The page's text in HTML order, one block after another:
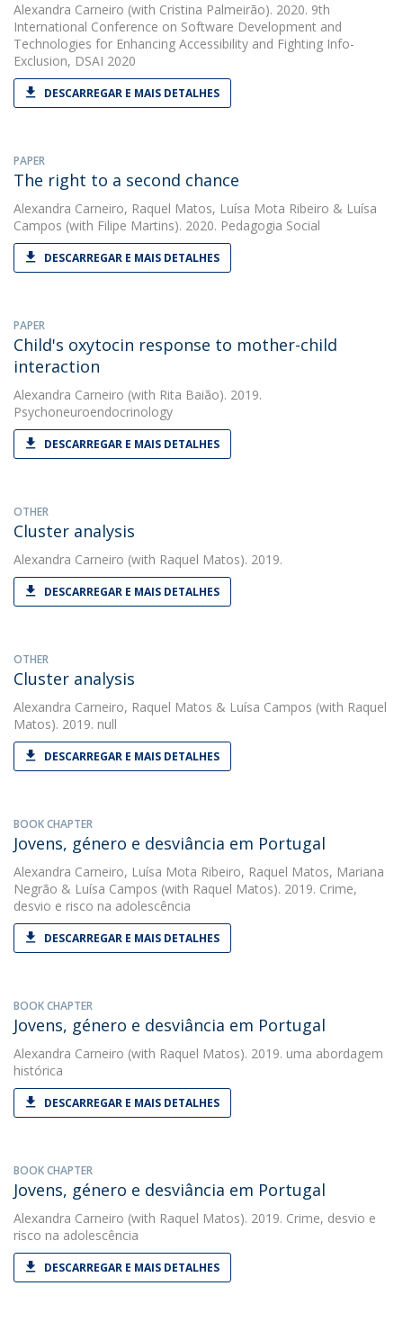
Alexandra Carneiro (with Cristina Palmeirão). 2020. 9th
International Conference on Software Development and
Technologies for Enhancing Accessibility and Fighting Info-
Exclusion, DSAI 2020
DESCARREGAR E MAIS DETALHES
PAPER
The right to a second chance
Alexandra Carneiro, Raquel Matos, Luísa Mota Ribeiro & Luísa
Campos (with Filipe Martins). 2020. Pedagogia Social
DESCARREGAR E MAIS DETALHES
PAPER
Child's oxytocin response to mother-child
interaction
Alexandra Carneiro (with Rita Baião). 2019.
Psychoneuroendocrinology
DESCARREGAR E MAIS DETALHES
OTHER
Cluster analysis
Alexandra Carneiro (with Raquel Matos). 2019.
DESCARREGAR E MAIS DETALHES
OTHER
Cluster analysis
Alexandra Carneiro, Raquel Matos & Luísa Campos (with Raquel
Matos). 2019. null
DESCARREGAR E MAIS DETALHES
BOOK CHAPTER
Jovens, género e desviância em Portugal
Alexandra Carneiro, Luísa Mota Ribeiro, Raquel Matos, Mariana
Negrão & Luísa Campos (with Raquel Matos). 2019. Crime,
desvio e risco na adolescência
DESCARREGAR E MAIS DETALHES
BOOK CHAPTER
Jovens, género e desviância em Portugal
Alexandra Carneiro (with Raquel Matos). 2019. uma abordagem
histórica
DESCARREGAR E MAIS DETALHES
BOOK CHAPTER
Jovens, género e desviância em Portugal
Alexandra Carneiro (with Raquel Matos). 2019. Crime, desvio e
risco na adolescência
DESCARREGAR E MAIS DETALHES